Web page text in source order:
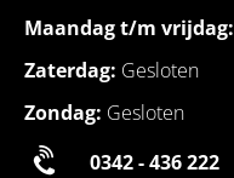
Maandag t/m vrijdag:
Zaterdag: Gesloten
Zondag: Gesloten
0342 - 436 222